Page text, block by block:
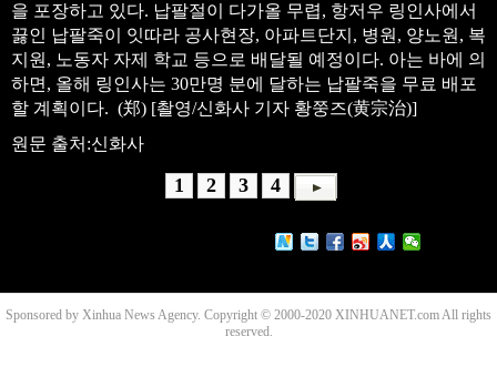
을 포장하고 있다. 납팔절이 다가올 무렵, 항저우 링인사에서
끓인 납팔죽이 잇따라 공사현장, 아파트단지, 병원, 양노원, 복
지원, 노동자 자제 학교 등으로 배달될 예정이다. 아는 바에 의
하면, 올해 링인사는 30만명 분에 달하는 납팔죽을 무료 배포
할 계획이다. (郑) [촬영/신화사 기자 황쭝즈(黄宗治)]
원문 출처:신화사
1 2 3 4